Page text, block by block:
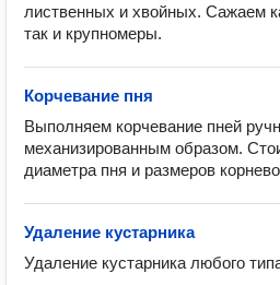
лиственных и хвойных. Сажаем
так и крупномеры.
Корчевание пня
Выполняем корчевание пней
механизированным образом.
диаметра пня и размеров
Удаление кустарника
Удаление кустарника любого